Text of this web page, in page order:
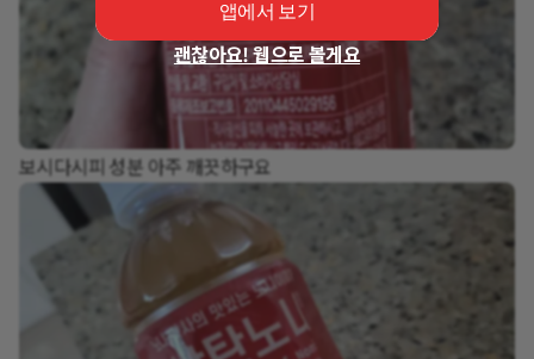
보시다시피 성분 아주 깨끗하구요
앱에서 보기
괜찮아요! 웹으로 볼게요